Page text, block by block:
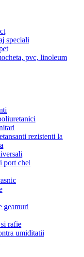
speciali
pvc, linoleum
rezistenti la
port chei
geamuri
rafie
umiditatii